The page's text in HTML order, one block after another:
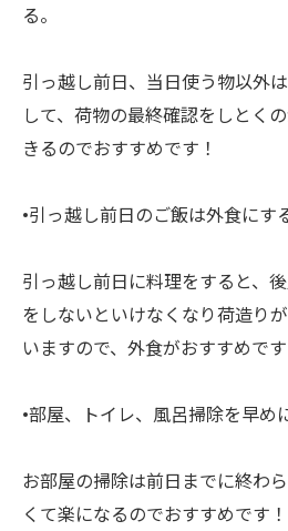
る。
引っ越し前日、当日使う物以外
して、荷物の最終確認をしとく
きるのでおすすめです！
•引っ越し前日のご飯は外食にす
引っ越し前日に料理をすると、
をしないといけなくなり荷造り
いますので、外食がおすすめです
•部屋、トイレ、風呂掃除を早め
お部屋の掃除は前日までに終わ
くて楽になるのでおすすめです！